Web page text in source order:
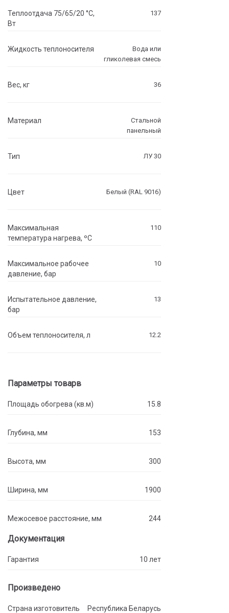
Теплоотдача 75/65/20 °C,
Вт
137
Жидкость теплоносителя
Вода или
гликолевая смесь
Вес, кг 36
Материал
Стальной
панельный
Тип ЛУ 30
Цвет Белый (RAL 9016)
Максимальная
температура нагрева, ºC
110
Максимальное рабочее
давление, бар
10
Испытательное давление,
бар
13
Объем теплоносителя, л 12.2
Параметры товарв
Площадь обогрева (кв.м) 15.8
Глубина, мм 153
Высота, мм 300
Ширина, мм 1900
Межосевое расстояние, мм 244
Документация
Гарантия 10 лет
Произведено
Страна изготовитель Республика Беларусь